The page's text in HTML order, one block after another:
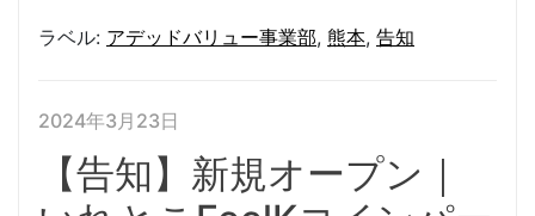
ラベル: アデッドバリュー事業部, 熊本, 告知
2024年3月23日
【告知】新規オープン｜